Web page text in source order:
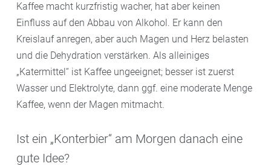
Kaffee macht kurzfristig wacher, hat aber keinen
Einfluss auf den Abbau von Alkohol. Er kann den
Kreislauf anregen, aber auch Magen und Herz belasten
und die Dehydration verstärken. Als alleiniges
„Katermittel“ ist Kaffee ungeeignet; besser ist zuerst
Wasser und Elektrolyte, dann ggf. eine moderate Menge
Kaffee, wenn der Magen mitmacht.
Ist ein „Konterbier“ am Morgen danach eine
gute Idee?